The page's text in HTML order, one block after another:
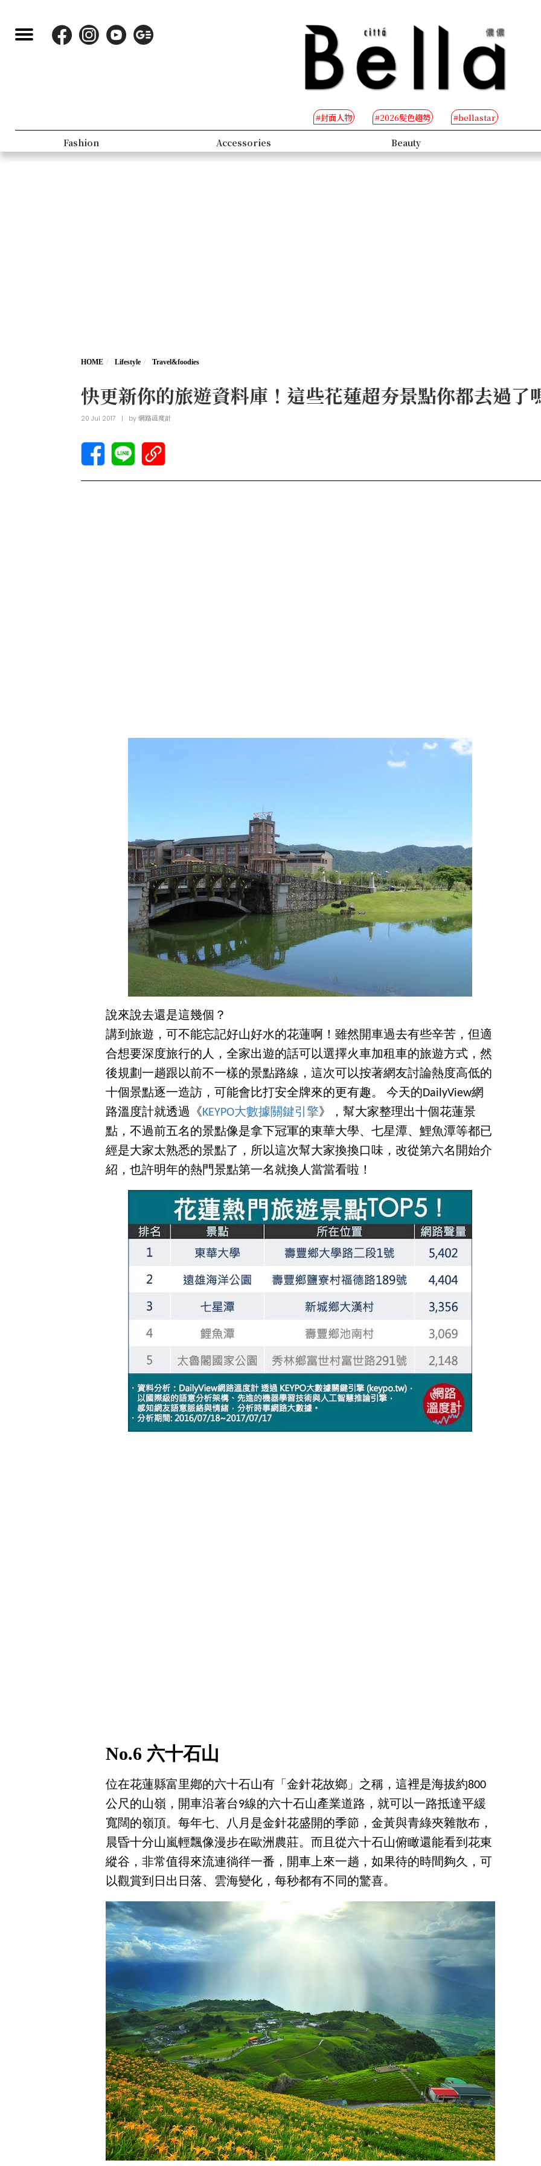
#封面人物 #2026髮色趨勢 #bellastar
Fashion Accessories Beauty
HOME Lifestyle Travel&foodies
快更新你的旅遊資料庫！這些花蓮超夯景點你都去過了
20 Jul 2017 | by網路溫度計
說來說去還是這幾個？
講到旅遊，可不能忘記好山好水的花蓮啊！雖然開車過去有些辛苦，但適
合想要深度旅行的人，全家出遊的話可以選擇火車加租車的旅遊方式，然
後規劃一趟跟以前不一樣的景點路線，這次可以按著網友討論熱度高低的
十個景點逐一造訪，可能會比打安全牌來的更有趣。 今天的DailyView網
路溫度計就透過《KEYPO大數據關鍵引擎》，幫大家整理出十個花蓮景
點，不過前五名的景點像是拿下冠軍的東華大學、七星潭、鯉魚潭等都已
經是大家太熟悉的景點了，所以這次幫大家換換口味，改從第六名開始介
紹，也許明年的熱門景點第一名就換人當當看啦！
No.6 六十石山
位在花蓮縣富里鄕的六十石山有「金針花故鄉」之稱，這裡是海拔約800
公尺的山嶺，開車沿著台9線的六十石山產業道路，就可以一路抵達平緩
寬闊的嶺頂。每年七、八月是金針花盛開的季節，金黃與青綠夾雜散布，
晨昏十分山嵐輕飄像漫步在歐洲農莊。而且從六十石山俯瞰還能看到花東
縱谷，非常值得來流連徜徉一番，開車上來一趟，如果待的時間夠久，可
以觀賞到日出日落、雲海變化，每秒都有不同的驚喜。